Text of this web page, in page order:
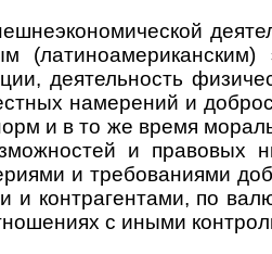
(лати­но­аме­ри­кан­ским)
дея­тель­ность
на­ме­ре­ний и
и в то же вре­мя
и пра­во­вых
и тре­бо­ва­ни­ями
и контр­аген­тами, по
с иными